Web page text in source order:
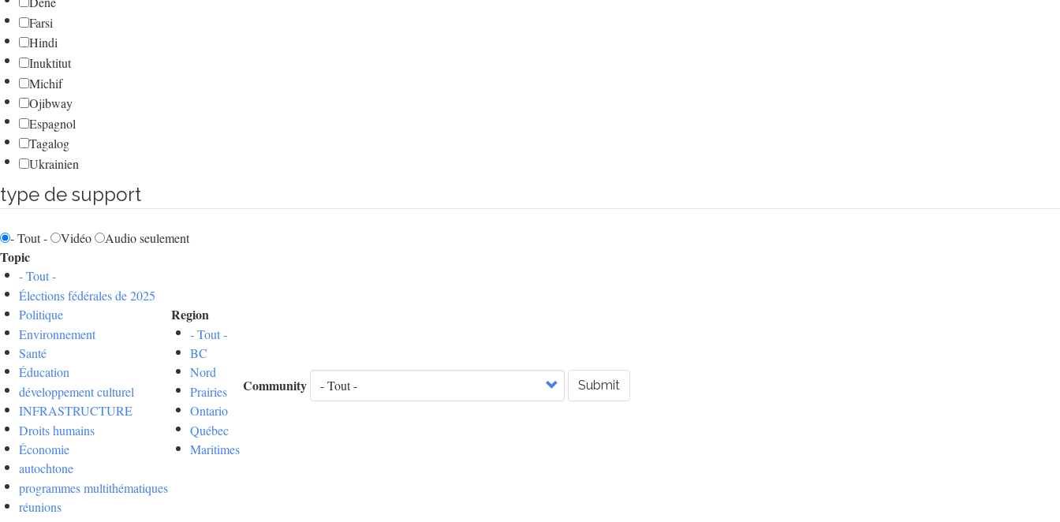
Farsi
Hindi
Inuktitut
Michif
Ojibway
Espagnol
Tagalog
Ukrainien
type de support
- Tout - Vidéo Audio seulement
Topic
- Tout -
Élections fédérales de 2025
Politique
Environnement
Santé
Éducation
développement culturel
INFRASTRUCTURE
Droits humains
Économie
autochtone
programmes multithématiques
réunions
Region
- Tout -
BC
Nord
Prairies
Ontario
Québec
Maritimes
Community Submit